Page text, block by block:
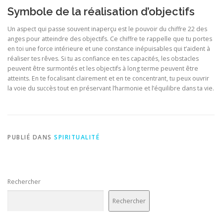
Symbole de la réalisation d’objectifs
Un aspect qui passe souvent inaperçu est le pouvoir du chiffre 22 des
anges pour atteindre des objectifs. Ce chiffre te rappelle que tu portes
en toi une force intérieure et une constance inépuisables qui t’aident à
réaliser tes rêves. Si tu as confiance en tes capacités, les obstacles
peuvent être surmontés et les objectifs à long terme peuvent être
atteints. En te focalisant clairement et en te concentrant, tu peux ouvrir
la voie du succès tout en préservant l’harmonie et l’équilibre dans ta vie.
PUBLIÉ DANS SPIRITUALITÉ
Rechercher
Rechercher